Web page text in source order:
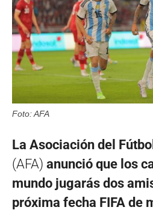
Foto: AFA
La Asociación del
(AFA) anunció que los
mundo jugarás dos
próxima fecha FIFA de